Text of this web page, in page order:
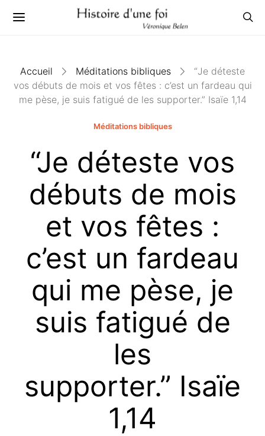
Accueil Méditations bibliques
“Je déteste
vos débuts de mois et vos fêtes : c’est un fardeau qui
me pèse, je suis fatigué de les supporter.” Isaïe 1,14
Méditations bibliques
“Je déteste vos
débuts de mois
et vos fêtes :
c’est un fardeau
qui me pèse, je
suis fatigué de
les
supporter.” Isaïe
1,14